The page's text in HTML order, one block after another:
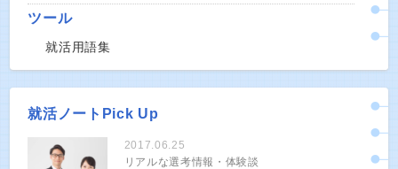
ツール
就活用語集
就活ノートPick Up
2017.06.25
リアルな選考情報・体験談